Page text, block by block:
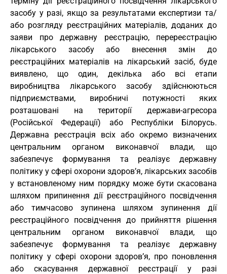
засобу у разі, якщо за результатами експертизи та/
або розгляду реєстраційних матеріалів, доданих до
заяви про державну реєстрацію, перереєстрацію
лікарського засобу або внесення змін до
реєстраційних матеріалів на лікарський засіб, буде
виявлено, що один, декілька або всі етапи
виробництва лікарського засобу здійснюються
підприємствами, виробничі потужності яких
розташовані на території держави-агресора
(Російської Федерації) або Республіки Білорусь.
Державна реєстрація всіх або окремо визначених
центральним органом виконавчої влади, що
забезпечує формування та реалізує державну
політику у сфері охорони здоров’я, лікарських засобів
у встановленому ним порядку може бути скасована
шляхом припинення дії реєстраційного посвідчення
або тимчасово зупинена шляхом зупинення дії
реєстраційного посвідчення до прийняття рішення
центральним органом виконавчої влади, що
забезпечує формування та реалізує державну
політику у сфері охорони здоров’я, про поновлення
або скасування державної реєстрації у разі